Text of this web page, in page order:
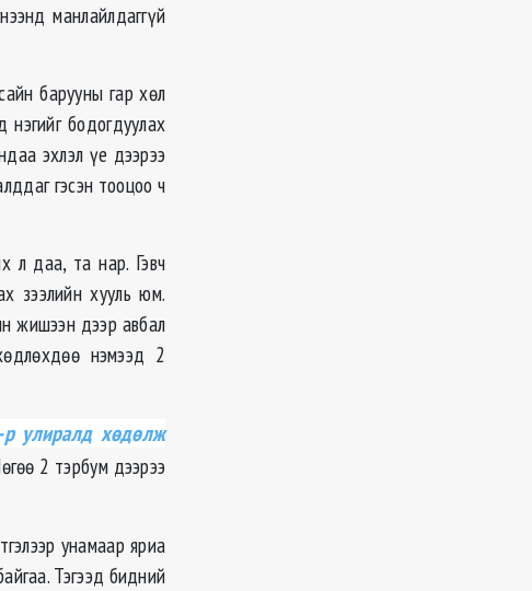
манлайлдаггүй
барууны гар хөл
бодогдуулах
эхлэл үе дээрээ
гэсэн тооцоо ч
л даа, та нар. Гэвч
зээлийн хууль юм.
жишээн дээр авбал
нэмээд 2
улиралд хөдөлж
2 тэрбум дээрээ
унамаар яриа
Тэгээд бидний